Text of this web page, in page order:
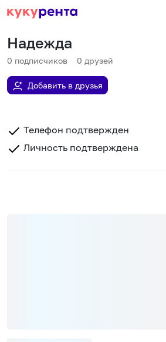
Надежда
0 подписчиков 0 друзей
Добавить в друзья
Телефон подтвержден
Личность подтверждена